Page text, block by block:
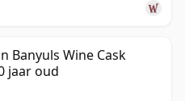
Banyuls Wine Cask
jaar oud